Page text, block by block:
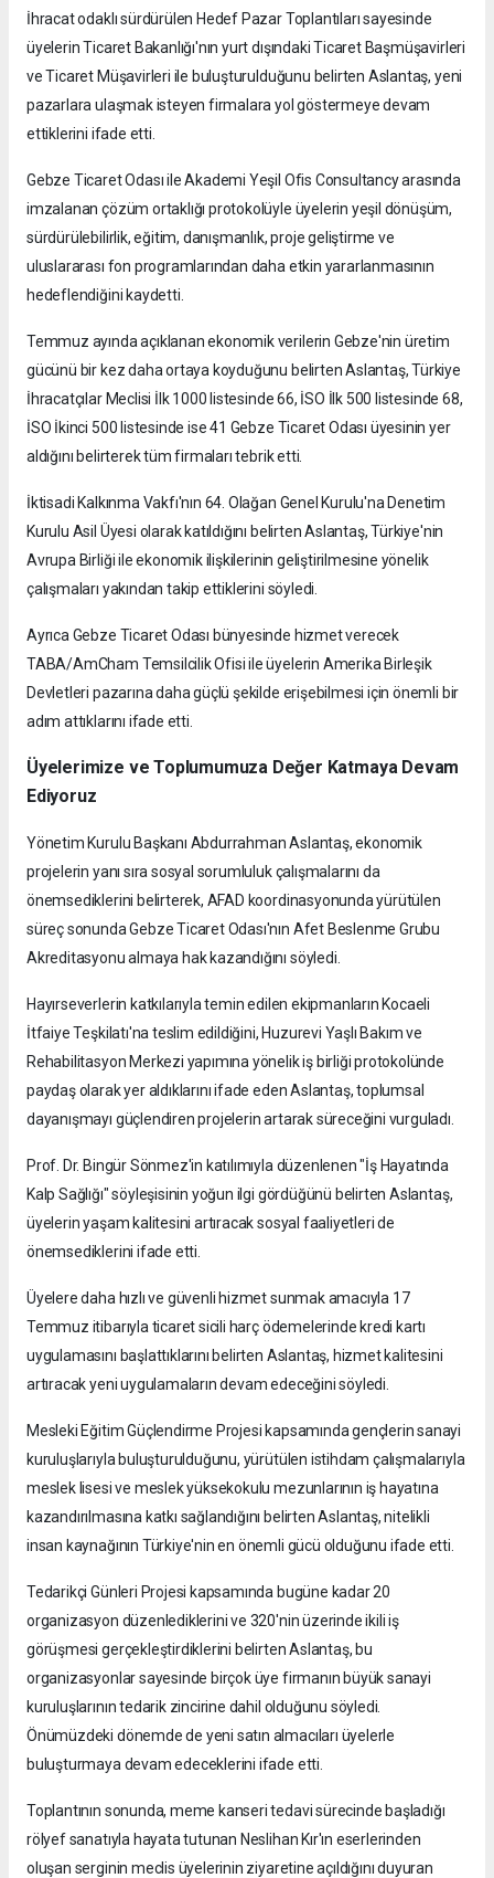
İhracat odaklı sürdürülen Hedef Pazar Toplantıları sayesinde
üyelerin Ticaret Bakanlığı'nın yurt dışındaki Ticaret Başmüşavirleri
ve Ticaret Müşavirleri ile buluşturulduğunu belirten Aslantaş, yeni
pazarlara ulaşmak isteyen firmalara yol göstermeye devam
ettiklerini ifade etti.
Gebze Ticaret Odası ile Akademi Yeşil Ofis Consultancy arasında
imzalanan çözüm ortaklığı protokolüyle üyelerin yeşil dönüşüm,
sürdürülebilirlik, eğitim, danışmanlık, proje geliştirme ve
uluslararası fon programlarından daha etkin yararlanmasının
hedeflendiğini kaydetti.
Temmuz ayında açıklanan ekonomik verilerin Gebze'nin üretim
gücünü bir kez daha ortaya koyduğunu belirten Aslantaş, Türkiye
İhracatçılar Meclisi İlk 1000 listesinde 66, İSO İlk 500 listesinde 68,
İSO İkinci 500 listesinde ise 41 Gebze Ticaret Odası üyesinin yer
aldığını belirterek tüm firmaları tebrik etti.
İktisadi Kalkınma Vakfı'nın 64. Olağan Genel Kurulu'na Denetim
Kurulu Asil Üyesi olarak katıldığını belirten Aslantaş, Türkiye'nin
Avrupa Birliği ile ekonomik ilişkilerinin geliştirilmesine yönelik
çalışmaları yakından takip ettiklerini söyledi.
Ayrıca Gebze Ticaret Odası bünyesinde hizmet verecek
TABA/AmCham Temsilcilik Ofisi ile üyelerin Amerika Birleşik
Devletleri pazarına daha güçlü şekilde erişebilmesi için önemli bir
adım attıklarını ifade etti.
Üyelerimize ve Toplumumuza Değer Katmaya Devam
Ediyoruz
Yönetim Kurulu Başkanı Abdurrahman Aslantaş, ekonomik
projelerin yanı sıra sosyal sorumluluk çalışmalarını da
önemsediklerini belirterek, AFAD koordinasyonunda yürütülen
süreç sonunda Gebze Ticaret Odası'nın Afet Beslenme Grubu
Akreditasyonu almaya hak kazandığını söyledi.
Hayırseverlerin katkılarıyla temin edilen ekipmanların Kocaeli
İtfaiye Teşkilatı'na teslim edildiğini, Huzurevi Yaşlı Bakım ve
Rehabilitasyon Merkezi yapımına yönelik iş birliği protokolünde
paydaş olarak yer aldıklarını ifade eden Aslantaş, toplumsal
dayanışmayı güçlendiren projelerin artarak süreceğini vurguladı.
Prof. Dr. Bingür Sönmez'in katılımıyla düzenlenen "İş Hayatında
Kalp Sağlığı" söyleşisinin yoğun ilgi gördüğünü belirten Aslantaş,
üyelerin yaşam kalitesini artıracak sosyal faaliyetleri de
önemsediklerini ifade etti.
Üyelere daha hızlı ve güvenli hizmet sunmak amacıyla 17
Temmuz itibarıyla ticaret sicili harç ödemelerinde kredi kartı
uygulamasını başlattıklarını belirten Aslantaş, hizmet kalitesini
artıracak yeni uygulamaların devam edeceğini söyledi.
Mesleki Eğitim Güçlendirme Projesi kapsamında gençlerin sanayi
kuruluşlarıyla buluşturulduğunu, yürütülen istihdam çalışmalarıyla
meslek lisesi ve meslek yüksekokulu mezunlarının iş hayatına
kazandırılmasına katkı sağlandığını belirten Aslantaş, nitelikli
insan kaynağının Türkiye'nin en önemli gücü olduğunu ifade etti.
Tedarikçi Günleri Projesi kapsamında bugüne kadar 20
organizasyon düzenlediklerini ve 320'nin üzerinde ikili iş
görüşmesi gerçekleştirdiklerini belirten Aslantaş, bu
organizasyonlar sayesinde birçok üye firmanın büyük sanayi
kuruluşlarının tedarik zincirine dahil olduğunu söyledi.
Önümüzdeki dönemde de yeni satın almacıları üyelerle
buluşturmaya devam edeceklerini ifade etti.
Toplantının sonunda, meme kanseri tedavi sürecinde başladığı
rölyef sanatıyla hayata tutunan Neslihan Kır'ın eserlerinden
oluşan serginin meclis üyelerinin ziyaretine açıldığını duyuran